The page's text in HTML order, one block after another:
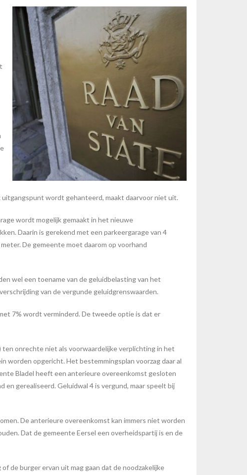
wordt gehanteerd, maakt daarvoor niet uit.
wordt mogelijk gemaakt in het nieuwe
Daarin is gerekend met een parkeergarage van 4
De gemeente moet daarom op voorhand
wel een toename van de geluidbelasting van het
van de vergunde geluidgrenswaarden.
7% wordt verminderd. De tweede optie is dat er
ten onrechte niet als voorwaardelijke verplichting in het
worden opgericht. Het bestemmingsplan voorzag daar al
Bladel heeft een anterieure overeenkomst gesloten
en gerealiseerd. Geluidwal 4 is vergund, maar speelt bij
De anterieure overeenkomst kan immers niet worden
Dat de gemeente Eersel een overheidspartij is en de
de burger ervan uit mag gaan dat de noodzakelijke